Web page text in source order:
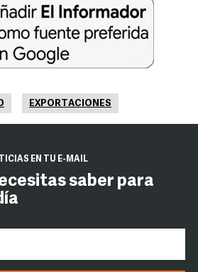
EXPORTACIONES
EN TU E-MAIL
saber para